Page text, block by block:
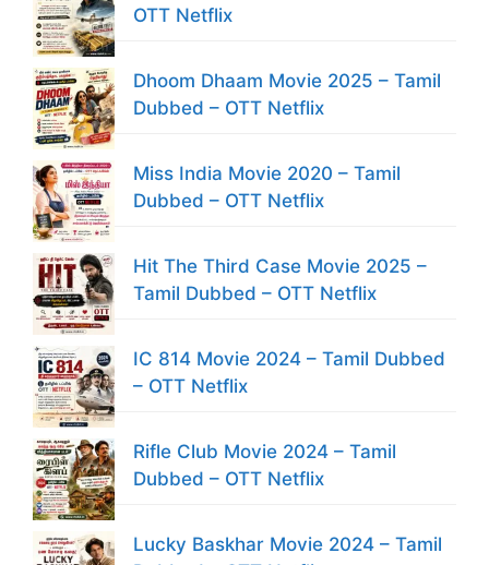
OTT Netflix
Dhoom Dhaam Movie 2025 – Tamil
Dubbed – OTT Netflix
Miss India Movie 2020 – Tamil
Dubbed – OTT Netflix
Hit The Third Case Movie 2025 –
Tamil Dubbed – OTT Netflix
IC 814 Movie 2024 – Tamil Dubbed
– OTT Netflix
Rifle Club Movie 2024 – Tamil
Dubbed – OTT Netflix
Lucky Baskhar Movie 2024 – Tamil